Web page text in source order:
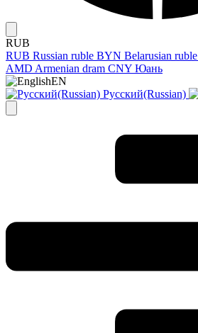
RUB
RUB Russian ruble BYN Belarusian ruble
AMD Armenian dram CNY Юань
EN
Русский(Russian)